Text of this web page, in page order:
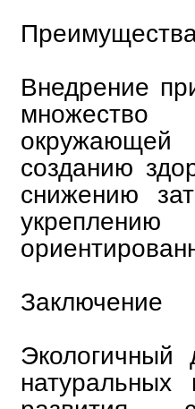
Внедрение
окружающей
созданию
снижению
Заключение
Экологичный
натуральных